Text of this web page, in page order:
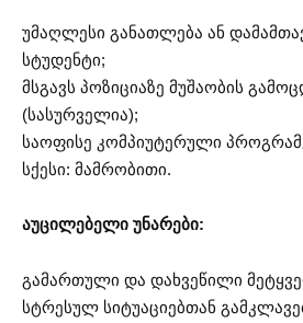
უმაღლესი განათლება ან
სტუდენტი;
მსგავს პოზიციაზე მუშაობის
(სასურველია);
საოფისე კომპიუტერული
სქესი: მამრობითი.
აუცილებელი უნარები:
გამართული და დახვეწილი
სტრესულ სიტუაციებთან